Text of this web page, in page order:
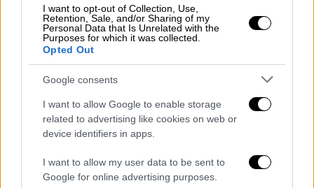
I want to opt-out of Collection, Use,
Retention, Sale, and/or Sharing of my
Personal Data that Is Unrelated with the
Purposes for which it was collected.
Opted Out
Google consents
I want to allow Google to enable storage
related to advertising like cookies on web or
device identifiers in apps.
I want to allow my user data to be sent to
Google for online advertising purposes.
Ελλάδα|13.11.2023 12:45
Προθεσμία για να απολογηθεί έλαβε η
Βατίδου - Τι ισχυρίζονται οι δύο πλευρές
Θα παραμείνει κρατούμενη μέχρι να
απολογηθεί η Εύη Βατίδου